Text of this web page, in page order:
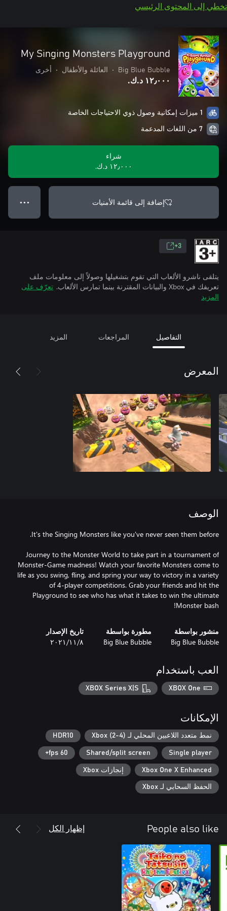
تخطي إلى المحتوى الرئيسي
My Singing Monsters Playground
Big Blue Bubble
• العائلة والأطفال • أخرى
١٢٫٠٠٠ د.ك.‏
1 ميزات إمكانية وصول ذوي الاحتياجات الخاصة
7 من اللغات المدعمة
شراء
١٢٫٠٠٠ د.ك.‏
إضافة إلى قائمة الأمنيات ● ● ●
3+
يتلقى ناشرو الألعاب التي تقوم بتشغيلها وصولاً إلى معلومات ملف
تعريفك في Xbox والبيانات المقترنة بينما تمارس الألعاب.
تعرّف على
المزيد
التفاصيل المراجعات المزيد
المعرض
الوصف
Journey to the Monster World to take part in a tournament of
Monster-Game madness! Watch your favorite Monsters come to
life as you swing, fling, and spring your way to victory in a variety
of 4-player competitions. Grab your friends and hit the
Playground to see who has what it takes to win the ultimate
Monster bash!
منشور بواسطة
Big Blue Bubble
مطورة بواسطة
Big Blue Bubble
تاريخ الإصدار
٨‏/١١‏/٢٠٢١
العب باستخدام
XBOX One
XBOX Series X|S
الإمكانات
نمط متعدد اللاعبين المحلي لـ Xbox (2-4) HDR10
Single player
Shared/split screen
60 fps+
Xbox One X Enhanced إنجازات Xbox
الحفظ السحابي لـ Xbox
People also like إظهار الكل